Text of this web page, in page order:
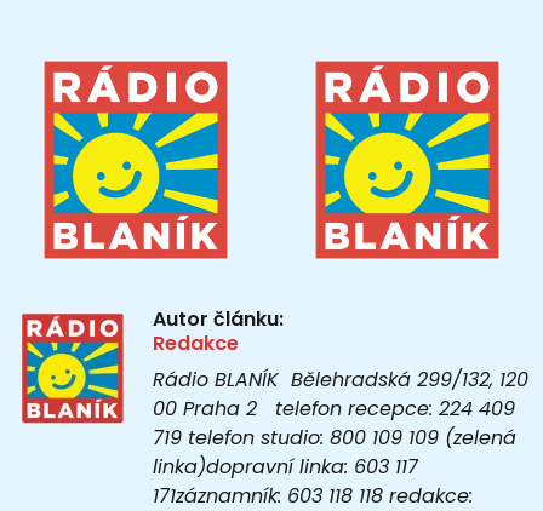
Autor článku:
Redakce
Rádio BLANÍK Bělehradská 299/132, 120
00 Praha 2 telefon recepce: 224 409
719 telefon studio: 800 109 109 (zelená
linka)dopravní linka: 603 117
171záznamník: 603 118 118 redakce: